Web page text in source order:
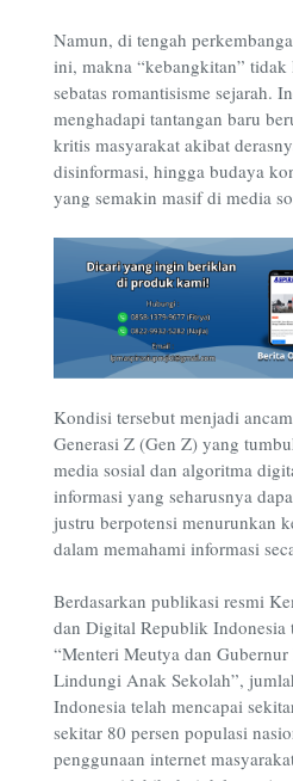
Namun, di tengah
ini, makna “kebangkitan”
sebatas romantisisme sejarah.
menghadapi tantangan baru
kritis masyarakat akibat
disinformasi, hingga budaya
yang semakin masif di media
Kondisi tersebut menjadi
Generasi Z (Gen Z) yang
media sosial dan algoritma
informasi yang seharusnya
justru berpotensi menurunkan
dalam memahami informasi
Berdasarkan publikasi resmi
dan Digital Republik Indonesia
“Menteri Meutya dan
Lindungi Anak Sekolah”,
Indonesia telah mencapai
sekitar 80 persen populasi
penggunaan internet